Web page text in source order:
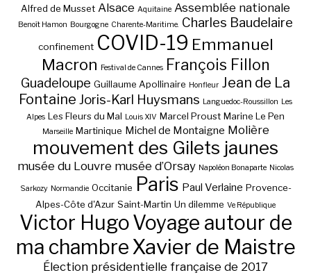
Alfred de Musset Alsace Aquitaine Assemblée nationale
Benoît Hamon Bourgogne Charente-Maritime. Charles Baudelaire
confinement COVID-19 Emmanuel
Macron
Festival de Cannes François Fillon
Guadeloupe Guillaume Apollinaire Honfleur Jean de La
Fontaine Joris-Karl Huysmans Languedoc-Roussillon Les
Alpes Les Fleurs du Mal Louis XIV Marcel Proust Marine Le Pen
Marseille Martinique Michel de Montaigne Molière
mouvement des Gilets jaunes
musée du Louvre musée d’Orsay Napoléon Bonaparte Nicolas
Sarkozy Normandie Occitanie Paris Paul Verlaine Provence-
Alpes-Côte d'Azur Saint-Martin Un dilemme Ve République
Victor HugoVoyage autour de
ma chambreXavier de Maistre
Élection présidentielle française de 2017